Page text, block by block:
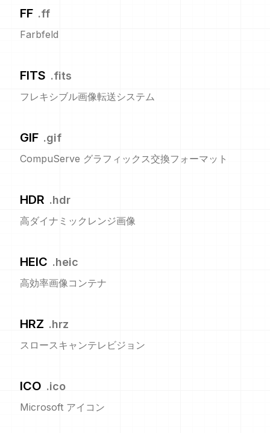
FF .ff
Farbfeld
FITS .fits
フレキシブル画像転送システム
GIF .gif
CompuServe グラフィックス交換フォーマット
HDR .hdr
高ダイナミックレンジ画像
HEIC .heic
高効率画像コンテナ
HRZ .hrz
スロースキャンテレビジョン
ICO .ico
Microsoft アイコン